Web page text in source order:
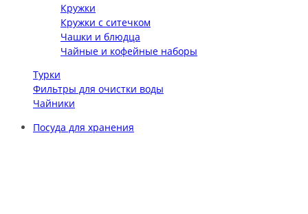
Кружки
Кружки с ситечком
Чашки и блюдца
Чайные и кофейные наборы
Турки
Фильтры для очистки воды
Чайники
Посуда для хранения